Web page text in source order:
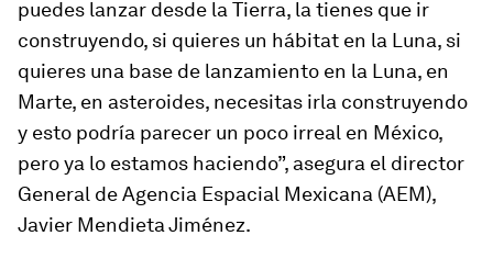
puedes lanzar desde la Tierra, la tienes que ir
construyendo, si quieres un hábitat en la Luna, si
quieres una base de lanzamiento en la Luna, en
Marte, en asteroides, necesitas irla construyendo
y esto podría parecer un poco irreal en México,
pero ya lo estamos haciendo”, asegura el director
General de Agencia Espacial Mexicana (AEM),
Javier Mendieta Jiménez.